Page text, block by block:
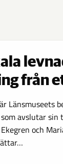
från
Länsmuseets
avslutar
och